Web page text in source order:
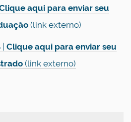
aqui para enviar seu
(link externo)
Clique aqui para enviar seu
(link externo)